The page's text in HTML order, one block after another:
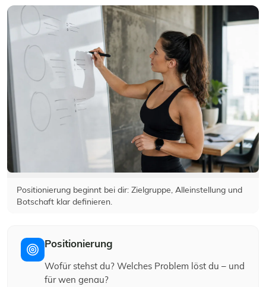
Positionierung beginnt bei dir: Zielgruppe, Alleinstellung und
Botschaft klar definieren.
Positionierung
Wofür stehst du? Welches Problem löst du – und
für wen genau?